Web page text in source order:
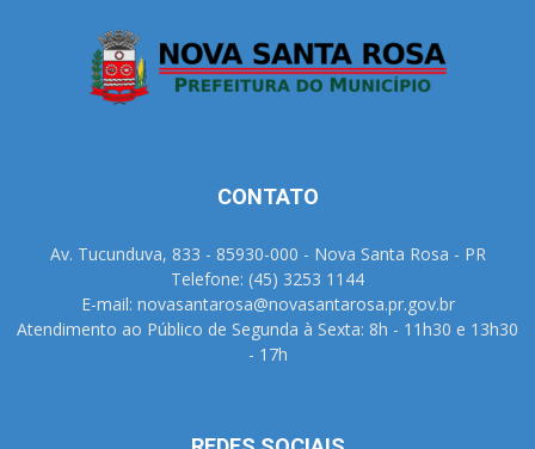
CONTATO
Av. Tucunduva, 833 - 85930-000 - Nova Santa Rosa - PR
Telefone: (45) 3253 1144
E-mail: novasantarosa@novasantarosa.pr.gov.br
Atendimento ao Público de Segunda à Sexta: 8h - 11h30 e 13h30
- 17h